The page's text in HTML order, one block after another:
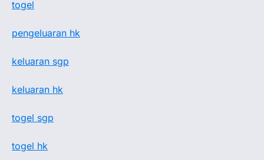
togel
pengeluaran hk
keluaran sgp
keluaran hk
togel sgp
togel hk